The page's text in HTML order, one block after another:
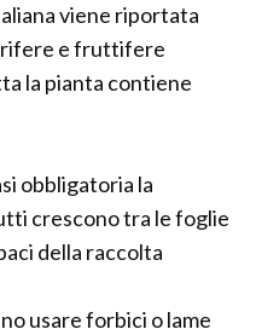
viene riportata
e fruttifere
la pianta contiene
obbligatoria la
crescono tra le foglie
della raccolta
usare forbici o lame